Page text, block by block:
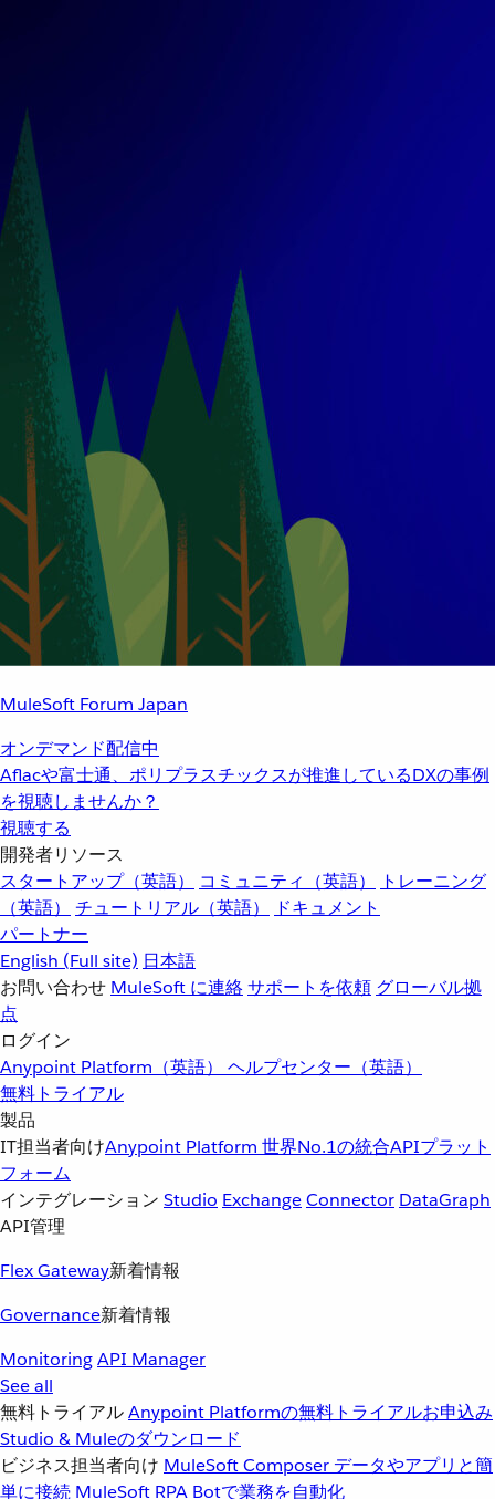
MuleSoft Forum Japan
オンデマンド配信中
Aflacや富士通、ポリプラスチックスが推進しているDXの事例
を視聴しませんか？
視聴する
開発者リソース
スタートアップ（英語）
コミュニティ（英語）
トレーニング
（英語）
チュートリアル（英語）
ドキュメント
パートナー
English (Full site) 日本語
お問い合わせ MuleSoft に連絡サポートを依頼 グローバル拠
点
ログイン
Anypoint Platform（英語） ヘルプセンター（英語）
無料トライアル
製品
IT担当者向けAnypoint Platform 世界No.1の統合APIプラット
フォーム
インテグレーション Studio ExchangeConnector DataGraph
API管理
Flex Gateway新着情報
Governance新着情報
MonitoringAPI Manager
See all
無料トライアルAnypoint Platformの無料トライアルお申込み
Studio & Muleのダウンロード
ビジネス担当者向け MuleSoft Composer データやアプリと簡
単に接続 MuleSoft RPA Botで業務を自動化